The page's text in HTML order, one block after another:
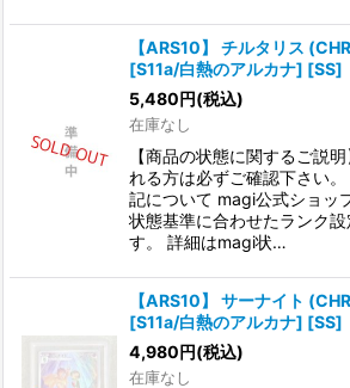
【ARS10】 チルタリス
[S11a/白熱のアルカナ] [SS]
5,480円(税込)
在庫なし
【商品の状態に関するご説
れる方は必ずご確認下さい
記について magi公式ショッ
状態基準に合わせたランク
す。 詳細はmagi状…
【ARS10】 サーナイト
[S11a/白熱のアルカナ] [SS]
4,980円(税込)
在庫なし